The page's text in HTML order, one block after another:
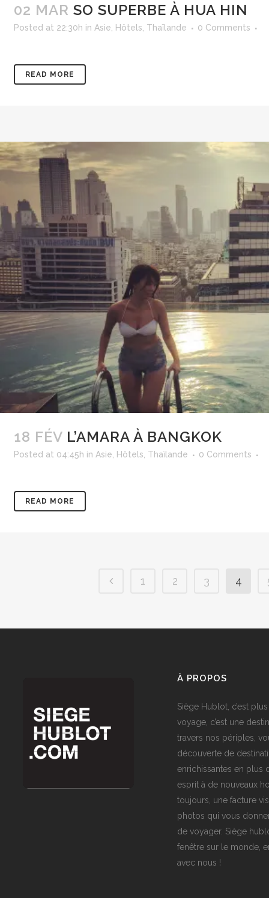
02 MAR SO SUPERBE À HUA HIN
Posted at 22:30h in Asie Hôtels Thaïlande 0 Comments
READ MORE
18 FÉV L’AMARA À BANGKOK
Posted at 04:45h in Asie, Hôtels, Thaïlande 0 Comments
READ MORE
1 2 3 4
À PROPOS
Siège Hublot, c’est
voyage, c’est une
travers nos périples,
découverte de
enrichissantes en plus
esprit à de nouveaux
toujours, une facture
photos qui vous
de voyager. Siège
fenêtre sur le monde,
avec nous !